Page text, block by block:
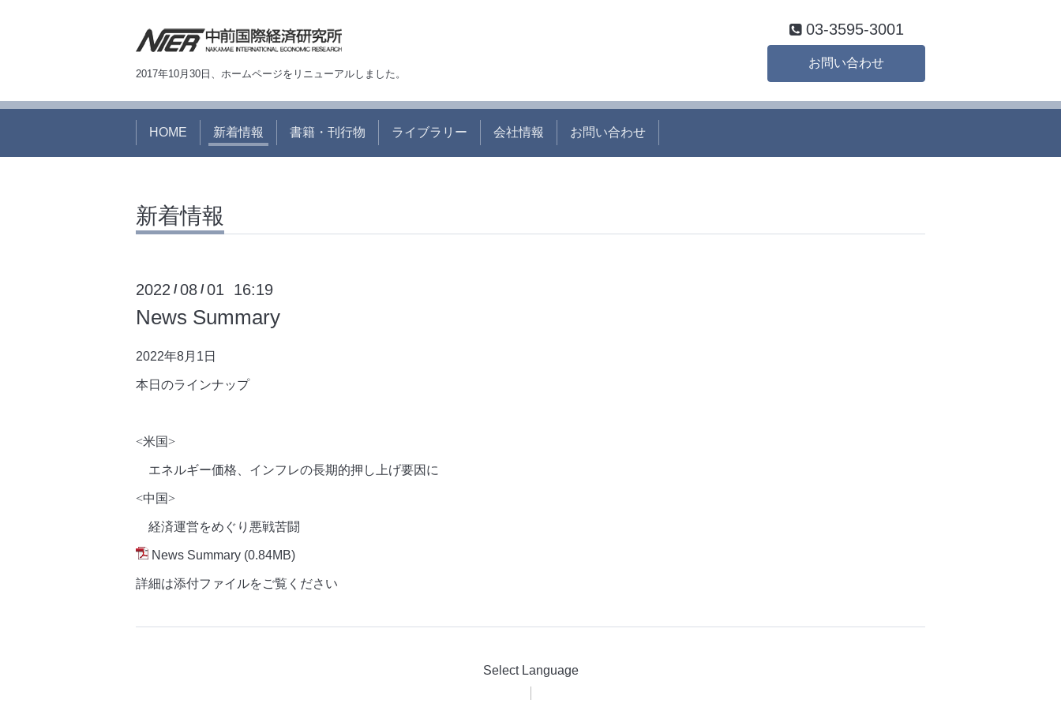
2017年10月30日、ホームページをリニューアルしました。
03-3595-3001
お問い合わせ
HOME 新着情報 書籍・刊行物 ライブラリー 会社情報 お問い合わせ
新着情報
2022 /08 /01 16:19
News Summary
2022年8月1日
本日のラインナップ
<米国>
エネルギー価格、インフレの長期的押し上げ要因に
<中国>
経済運営をめぐり悪戦苦闘
News Summary (0.84MB)
詳細は添付ファイルをご覧ください
Select Language